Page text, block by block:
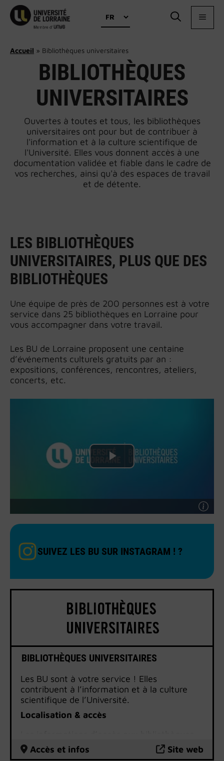
Aller
contenu
Choisir
une
Accueil » Bibliothèques universitaires
BIBLIOTHÈQUES
UNIVERSITAIRES
Ouvertes à toutes et tous, les bibliothèques
universitaires ont pour but de contribuer à
l'information et à la culture scientifique de
l'Université. Elles vous donnent accès à une
documentation validée et fiable dans le cadre de
vos recherches, ainsi qu'à des espaces de travail
et de détente.
LES BIBLIOTHÈQUES
UNIVERSITAIRES, PLUS QUE DES
BIBLIOTHÈQUES
Une équipe de près de 200 personnes est à votre
service dans 25 bibliothèques en Lorraine pour
vous accompagner dans votre travail.
Les BU de Lorraine proposent une centaine
d’événements culturels gratuits par an :
expositions, conférences, rencontres, ateliers,
concerts, etc.
SUIVEZ LES BU SUR INSTAGRAM ! ?
BIBLIOTHÈQUES UNIVERSITAIRES
Les BU sont à votre service ! Elles
contribuent à l’information et à la culture
scientifique de l’Université.
Localisation & accès
universitaires sont disponibles sur le site
internet des BU.
Accès et infos Site web